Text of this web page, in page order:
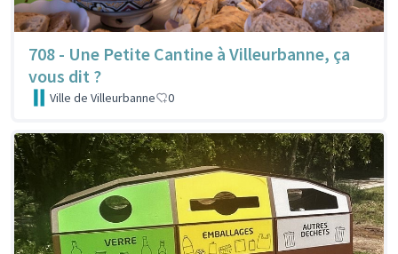
708 - Une Petite Cantine à Villeurbanne, ça
vous dit ?
Ville de Villeurbanne 0